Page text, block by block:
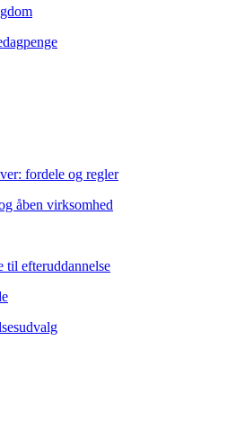
fordele og regler
åben virksomhed
efteruddannelse